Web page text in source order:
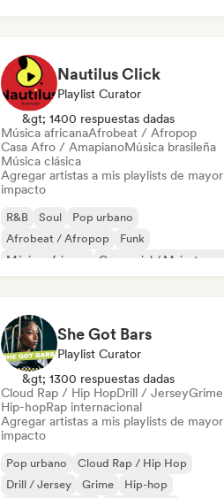
Nautilus Click
Playlist Curator
&gt; 1400 respuestas dadas
Música africanaAfrobeat / Afropop
Casa Afro / AmapianoMúsica brasileña
Música clásica
Agregar artistas a mis playlists de mayor
impacto
R&B Soul
Pop urbano
Afrobeat / Afropop
Funk
Música africana
Comercial / Mainstream
She Got Bars
Playlist Curator
&gt; 1300 respuestas dadas
Cloud Rap / Hip HopDrill / JerseyGrime
Hip-hopRap internacional
Agregar artistas a mis playlists de mayor
impacto
Pop urbano
Cloud Rap / Hip Hop
Drill / Jersey
Grime
Hip-hop